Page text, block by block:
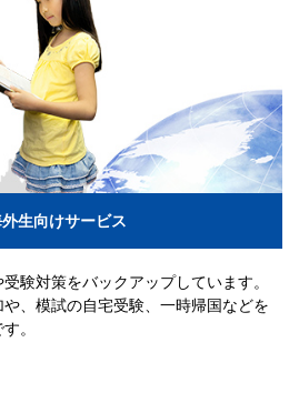
生向けサービス
験対策をバックアップしています。
、模試の自宅受験、一時帰国などを
。